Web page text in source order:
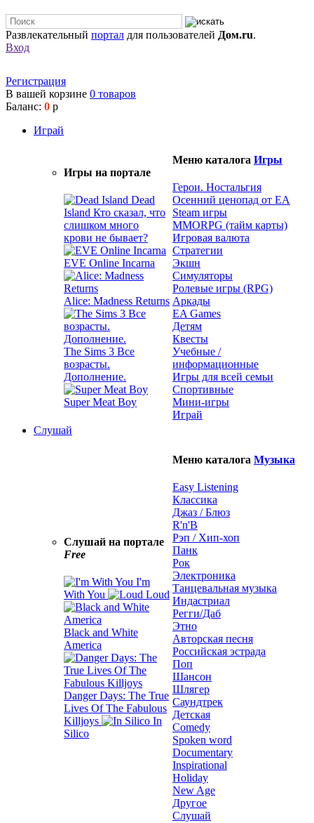
Развлекательный портал для пользователей Дом.ru.
Вход
Регистрация
В вашей корзине 0 товаров
Баланс: 0 р
Играй
Игры на портале
Dead
Island Кто сказал, что
слишком много
крови не бывает?
EVE Online Incarna
Alice: Madness Returns
The Sims 3 Все
возрасты.
Дополнение.
Super Meat Boy
Меню каталога Игры
Герои. Ностальгия
Осенний ценопад от EA
Steam игры
MMORPG (тайм карты)
Игровая валюта
Стратегии
Экшн
Симуляторы
Ролевые игры (RPG)
Аркады
EA Games
Детям
Квесты
Учебные /
информационные
Игры для всей семьи
Спортивные
Мини-игры
Играй
Слушай
Слушай на портале
Free
I'm
With You
Loud
Black and White
America
Danger Days: The True
Lives Of The Fabulous
Killjoys
In
Silico
Меню каталога Музыка
Easy Listening
Классика
Джаз / Блюз
R'n'B
Рэп / Хип-хоп
Панк
Рок
Электроника
Танцевальная музыка
Индастриал
Регги/Даб
Этно
Авторская песня
Российская эстрада
Поп
Шансон
Шлягер
Саундтрек
Детская
Comedy
Spoken word
Documentary
Inspirational
Holiday
New Age
Другое
Слушай